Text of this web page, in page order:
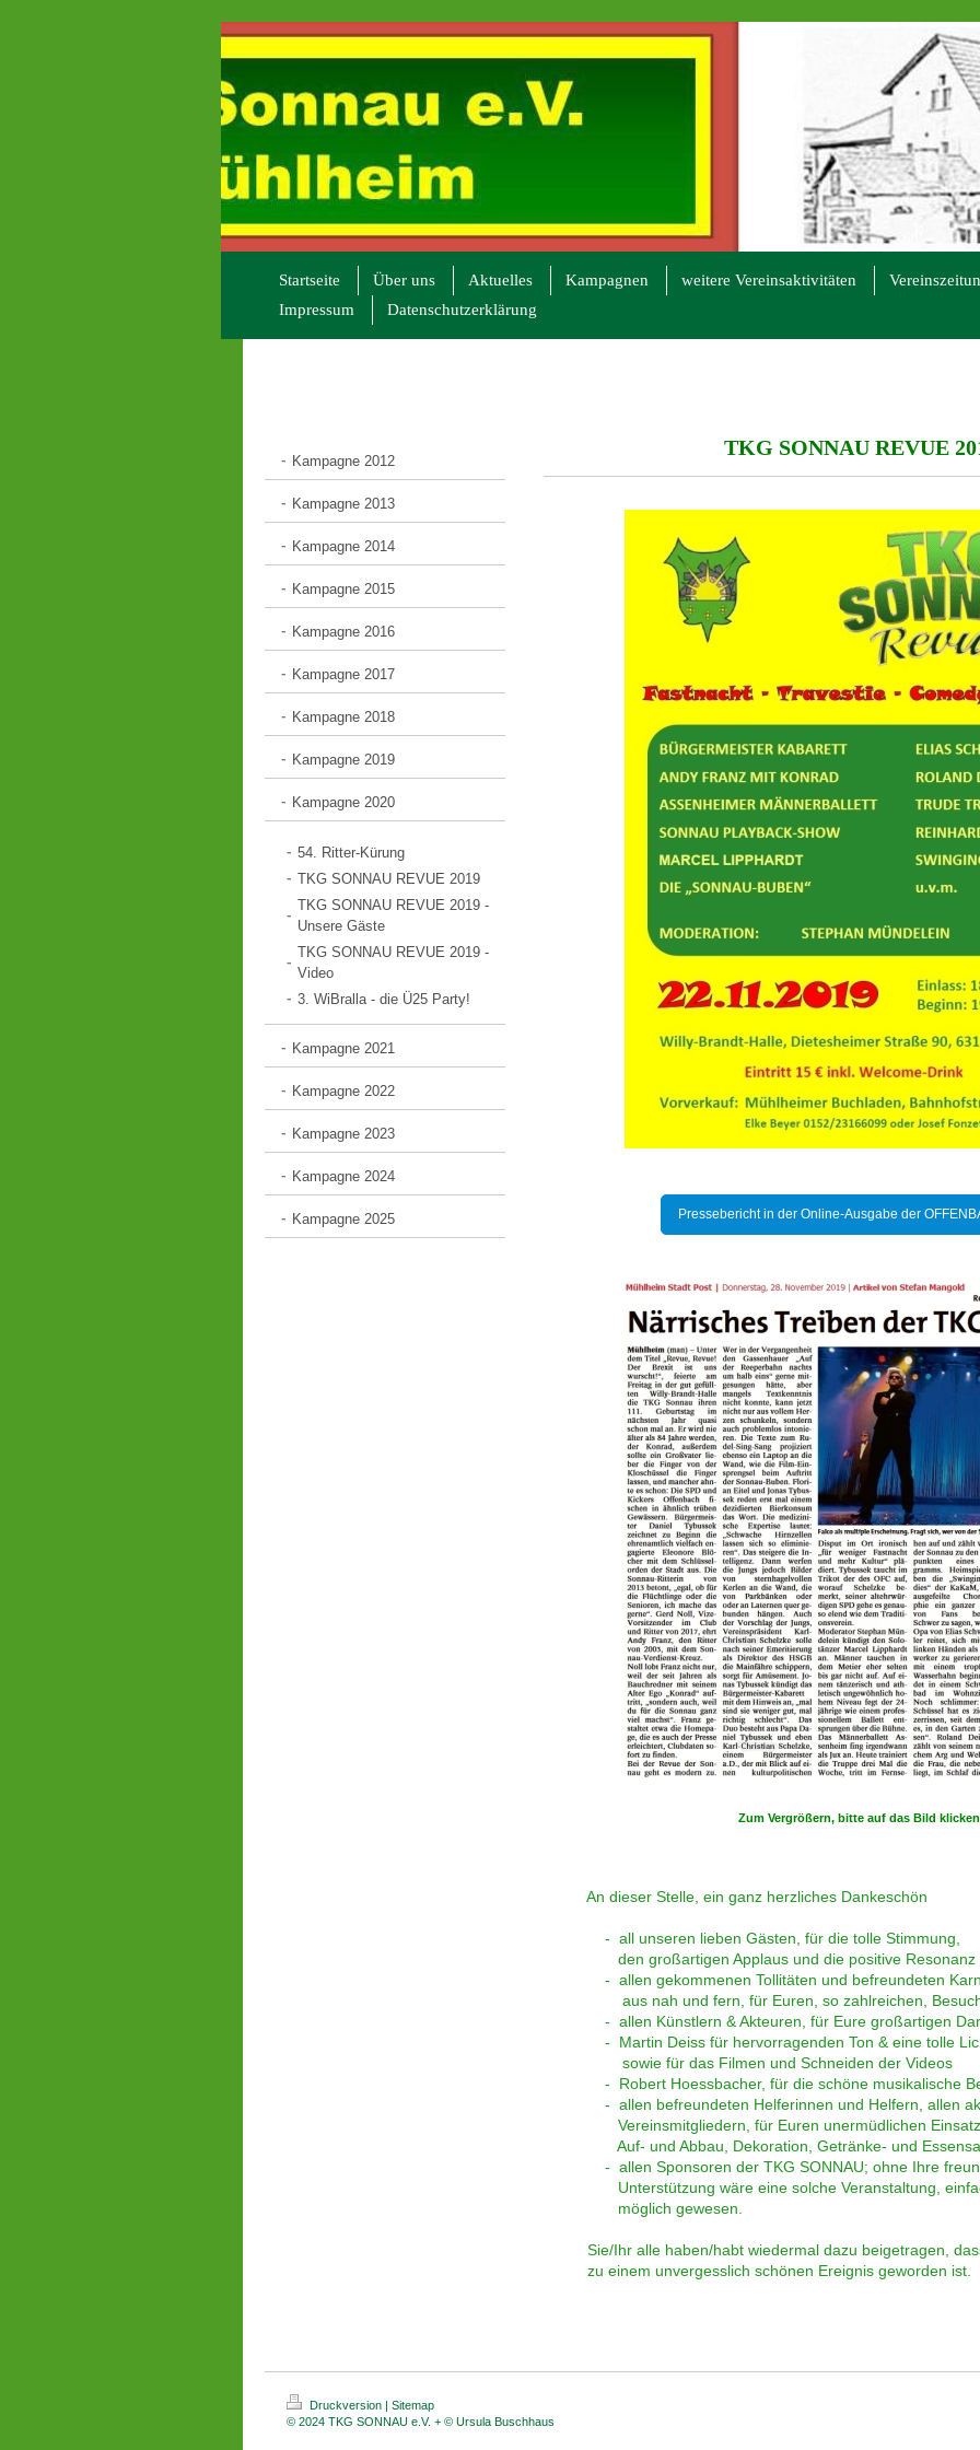
Startseite Über uns Aktuelles Kampagnen weitere Vereinsaktivitäten
Impressum
Datenschutzerklärung
Kampagne 2012
Kampagne 2013
Kampagne 2014
Kampagne 2015
Kampagne 2016
Kampagne 2017
Kampagne 2018
Kampagne 2019
Kampagne 2020
54. Ritter-Kürung
TKG SONNAU REVUE 2019
TKG SONNAU REVUE 2019 -
Unsere Gäste
TKG SONNAU REVUE 2019 -
Video
3. WiBralla - die Ü25 Party!
Kampagne 2021
Kampagne 2022
Kampagne 2023
Kampagne 2024
Kampagne 2025
TKG SONNAU REVUE
Pressebericht in der Online-Ausgabe der
Zum Vergrößern, bitte auf das Bild
An dieser Stelle, ein ganz herzliches Dankeschön
- all unseren lieben Gästen, für die tolle Stimmung,
den großartigen Applaus und die positive Resonanz
- allen gekommenen Tollitäten und befreundeten
aus nah und fern, für Euren, so zahlreichen,
- allen Künstlern & Akteuren, für Eure großartigen
- Martin Deiss für hervorragenden Ton & eine tolle
sowie für das Filmen und Schneiden der Videos
- Robert Hoessbacher, für die schöne musikalische
- allen befreundeten Helferinnen und Helfern, allen
Vereinsmitgliedern, für Euren unermüdlichen
Auf- und Abbau, Dekoration, Getränke- und
- allen Sponsoren der TKG SONNAU; ohne Ihre
Unterstützung wäre eine solche Veranstaltung,
möglich gewesen.
Sie/Ihr alle haben/habt wiedermal dazu beigetragen,
zu einem unvergesslich schönen Ereignis geworden ist.
Druckversion | Sitemap
© 2024 TKG SONNAU e.V. + © Ursula Buschhaus